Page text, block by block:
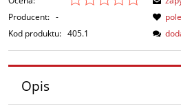
Producent: -
Kod produktu: 405.1
Opis